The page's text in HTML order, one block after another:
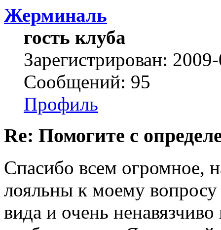
Жерминаль
гость клуба
Зарегистрирован:
Сообщений: 95
Профиль
Re: Помогите с
Спасибо всем огромное,
лояльны к моему вопросу
вида и очень